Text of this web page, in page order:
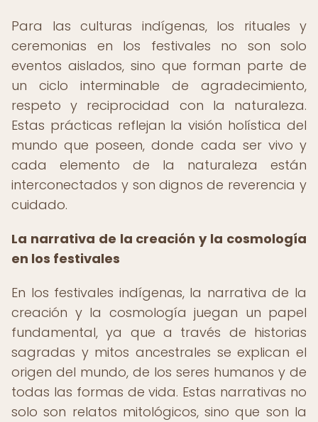
Para las culturas indígenas, los rituales y
ceremonias en los festivales no son solo
eventos aislados, sino que forman parte de
un ciclo interminable de agradecimiento,
respeto y reciprocidad con la naturaleza.
Estas prácticas reflejan la visión holística del
mundo que poseen, donde cada ser vivo y
cada elemento de la naturaleza están
interconectados y son dignos de reverencia y
cuidado.
La narrativa de la creación y la cosmología
en los festivales
En los festivales indígenas, la narrativa de la
creación y la cosmología juegan un papel
fundamental, ya que a través de historias
sagradas y mitos ancestrales se explican el
origen del mundo, de los seres humanos y de
todas las formas de vida. Estas narrativas no
solo son relatos mitológicos, sino que son la